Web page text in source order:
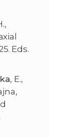
Eds.
, E.,